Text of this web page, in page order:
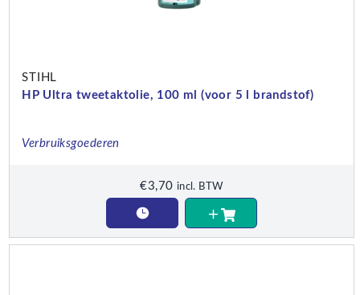
STIHL
HP Ultra tweetaktolie, 100 ml (voor 5 l brandstof)
Verbruiksgoederen
€3,70 incl. BTW